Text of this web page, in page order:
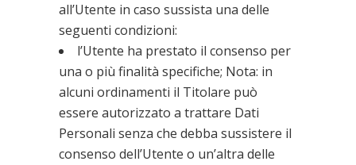
all’Utente in caso sussista una delle
seguenti condizioni:
l’Utente ha prestato il consenso per
una o più finalità specifiche; Nota: in
alcuni ordinamenti il Titolare può
essere autorizzato a trattare Dati
Personali senza che debba sussistere il
consenso dell’Utente o un’altra delle